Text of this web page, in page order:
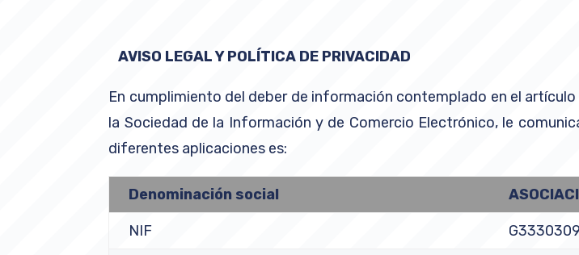
AVISO LEGAL Y POLÍTICA DE PRIVACIDAD
En cumplimiento del deber de información contemplado en el
la Sociedad de la Información y de Comercio Electrónico, le
diferentes aplicaciones es:
Denominación social
NIF